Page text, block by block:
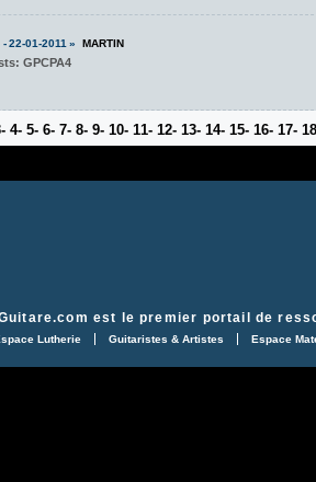
- 22-01-2011 » MARTIN
GPCPA4
4- 5- 6- 7- 8- 9- 10- 11- 12- 13- 14- 15- 16- 17-
est le premier portail de
Lutherie Guitaristes & Artistes Espace